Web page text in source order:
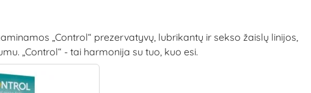
„Control“ prezervatyvų, lubrikantų ir sekso žaislų linijos,
„Control“ - tai harmonija su tuo, kuo esi.